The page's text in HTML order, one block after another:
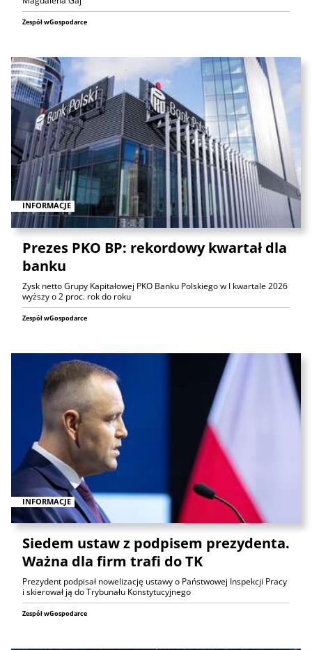
Zespół wGospodarce
INFORMACJE
Prezes PKO BP: rekordowy kwartał dla
banku
Zysk netto Grupy Kapitałowej PKO Banku Polskiego w I kwartale 2026
wyższy o 2 proc. rok do roku
Zespół wGospodarce
INFORMACJE
Siedem ustaw z podpisem prezydenta.
Ważna dla firm trafi do TK
Prezydent podpisał nowelizację ustawy o Państwowej Inspekcji Pracy
i skierował ją do Trybunału Konstytucyjnego
Zespół wGospodarce